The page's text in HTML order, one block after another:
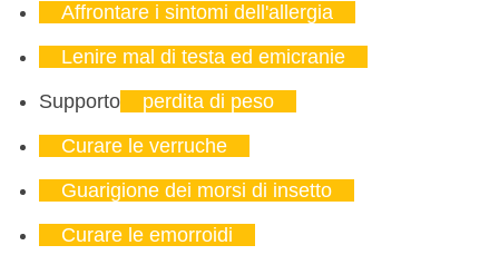
Affrontare i sintomi dell'allergia
Lenire mal di testa ed emicranie
Supporto
perdita di peso
Curare le verruche
Guarigione dei morsi di insetto
Curare le emorroidi